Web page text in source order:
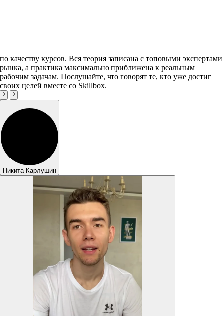
по качеству курсов. Вся теория записана с топовыми экспертами
рынка, а практика максимально приближена к реальным
рабочим задачам. Послушайте, что говорят те, кто уже достиг
своих целей вместе со Skillbox.
Никита Карлушин